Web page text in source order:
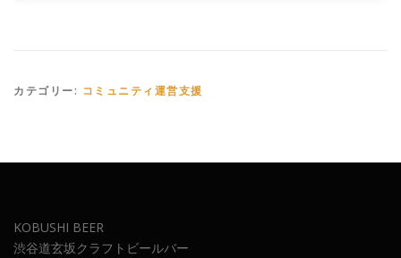
カテゴリー: コミュニティ運営支援
KOBUSHI BEER
渋谷道玄坂クラフトビールバー